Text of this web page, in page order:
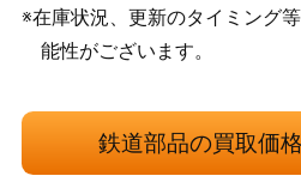
※在庫状況、更新のタイミング
能性がございます。
鉄道部品の買取価